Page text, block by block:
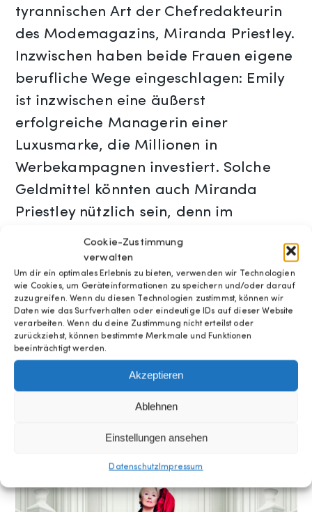
Cookie-Zustimmung
verwalten
Um dir ein optimales Erlebnis zu bieten, verwenden wir Technologien
wie Cookies, um Geräteinformationen zu speichern und/oder darauf
zuzugreifen. Wenn du diesen Technologien zustimmst, können wir
Daten wie das Surfverhalten oder eindeutige IDs auf dieser Website
verarbeiten. Wenn du deine Zustimmung nicht erteilst oder
zurückziehst, können bestimmte Merkmale und Funktionen
beeinträchtigt werden.
Akzeptieren
Ablehnen
Einstellungen ansehen
Datenschutz Impressum
tyrannischen Art der Chefredakteurin
des Modemagazins, Miranda Priestley.
Inzwischen haben beide Frauen eigene
berufliche Wege eingeschlagen: Emily
ist inzwischen eine äußerst
erfolgreiche Managerin einer
Luxusmarke, die Millionen in
Werbekampagnen investiert. Solche
Geldmittel könnten auch Miranda
Priestley nützlich sein, denn im
digitalen Zeitalter verkauft sich ihre
Zeitschrift Runway immer schlechter.
Wie es der Zufall will, kreuzen sich die
Wege von Miranda, Andy und Emily
nach all der Zeit erneut – und auch der
Art Director Nigel ist mit von der
Partie, wenn der New Yorker
Modezirkus wieder in Schwung kommt.